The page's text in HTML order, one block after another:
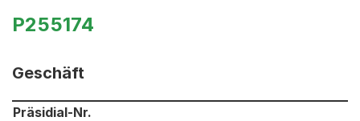
P255174
Geschäft
Informationen zum Ausgewählten Geschäft
Präsidial-Nr.